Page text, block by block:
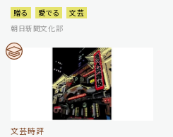
贈る 愛でる
文芸
朝日新聞文化部
文芸時評